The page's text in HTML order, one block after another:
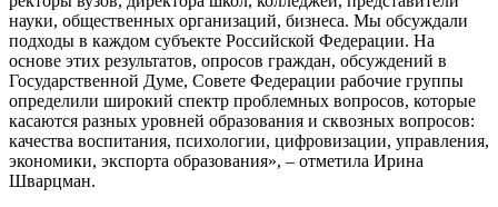
науки, общественных организаций, бизнеса. Мы обсуждали
подходы в каждом субъекте Российской Федерации. На
основе этих результатов, опросов граждан, обсуждений в
Государственной Думе, Совете Федерации рабочие группы
определили широкий спектр проблемных вопросов, которые
касаются разных уровней образования и сквозных вопросов:
качества воспитания, психологии, цифровизации, управления,
экономики, экспорта образования», – отметила Ирина
Шварцман.